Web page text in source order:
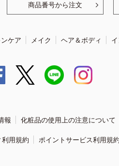
商品番号から注文
ケア メイク ヘア＆ボディ
報 化粧品の使用上の注意について
用規約 ポイントサービス利用規約